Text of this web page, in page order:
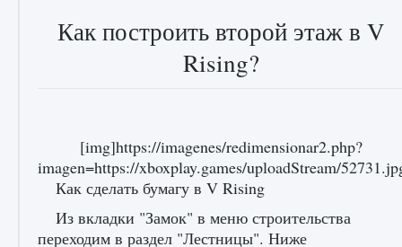
9 августа 2024 2 395 0 2
Как построить второй этаж в V
Rising?
[img]https://imagenes/redimensionar2.php?
imagen=https://xboxplay.games/uploadStream/
Как сделать бумагу в V Rising
Из вкладки "Замок" в меню строительства
переходим в раздел "Лестницы". Ниже